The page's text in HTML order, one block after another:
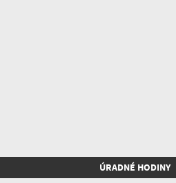
ÚRADNÉ HODINY